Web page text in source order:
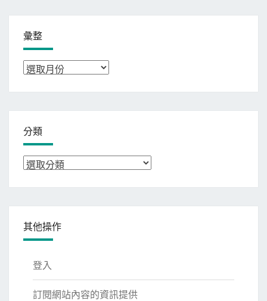
彙整
彙
分類
分
其他操作
登入
訂閱網站內容的資訊提供